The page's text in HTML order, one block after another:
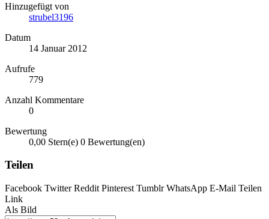
Hinzugefügt von
strubel3196
Datum
14 Januar 2012
Aufrufe
779
Anzahl Kommentare
0
Bewertung
0,00 Stern(e) 0 Bewertung(en)
Teilen
Facebook Twitter Reddit Pinterest Tumblr WhatsApp E-Mail Teilen
Link
Als Bild